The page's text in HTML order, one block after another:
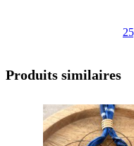
Produits similaires